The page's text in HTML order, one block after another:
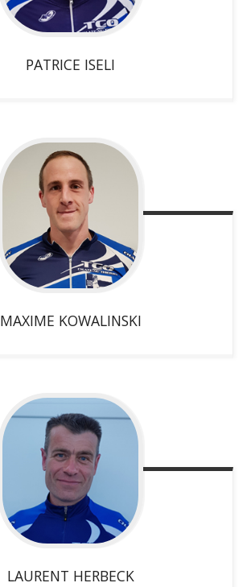
PATRICE ISELI
MAXIME KOWALINSKI
LAURENT HERBECK